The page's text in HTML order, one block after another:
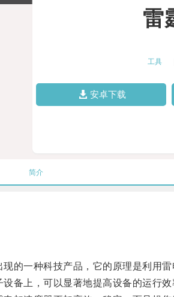
雷
工具
安卓下载
简介
一种科技产品，它的原理是利用雷
上，可以显著地提高设备的运行效